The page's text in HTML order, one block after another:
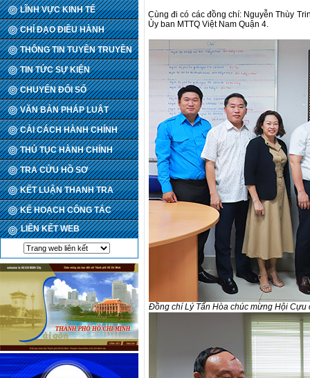
LĨNH VỰC KINH TẾ
CHỈ ĐẠO ĐIỀU HÀNH
THÔNG TIN TUYÊN TRUYỀN
TIN TỨC SỰ KIỆN
CHUYỂN ĐỔI SỐ
VĂN BẢN PHÁP LUẬT
CẢI CÁCH HÀNH CHÍNH
THỦ TỤC HÀNH CHÍNH
TRA CỨU HỒ SƠ
KẾT LUẬN THANH TRA
KẾ HOẠCH CÔNG TÁC
LIÊN KẾT WEB
Cùng đi có các đồng chí: Nguyễn Thùy
Ủy ban MTTQ Việt Nam Quận 4.
Đồng chí Lý Tấn Hòa chúc mừng Hội Cựu